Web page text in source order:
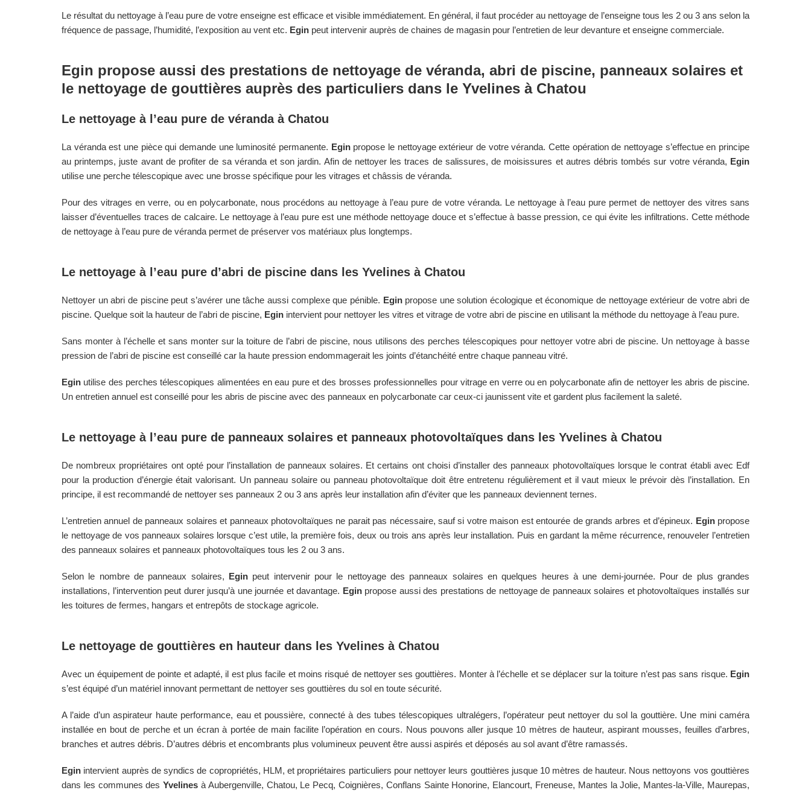
Le résultat du nettoyage à l’eau pure de votre enseigne est efficace et visible immédiatement. En général, il faut procéder au nettoyage de l’enseigne tous les 2 ou 3 ans selon la
fréquence de passage, l’humidité, l’exposition au vent etc. Egin peut intervenir auprès de chaines de magasin pour l’entretien de leur devanture et enseigne commerciale.
Egin propose aussi des prestations de nettoyage de véranda, abri de piscine, panneaux solaires et
le nettoyage de gouttières auprès des particuliers dans le Yvelines à Chatou
Le nettoyage à l’eau pure de véranda à Chatou
La véranda est une pièce qui demande une luminosité permanente. Eginpropose le nettoyage extérieur de votre véranda. Cette opération de nettoyage s’effectue en principe
au printemps, juste avant de profiter de sa véranda et son jardin. Afin de nettoyer les traces de salissures, de moisissures et autres débris tombés sur votre véranda, Egin
utilise une perche télescopique avec une brosse spécifique pour les vitrages et châssis de véranda.
Pour des vitrages en verre, ou en polycarbonate, nous procédons au nettoyage à l’eau pure de votre véranda. Le nettoyage à l’eau pure permet de nettoyer des vitres sans
laisser d’éventuelles traces de calcaire. Le nettoyage à l’eau pure est une méthode nettoyage douce et s’effectue à basse pression, ce qui évite les infiltrations. Cette méthode
de nettoyage à l’eau pure de véranda permet de préserver vos matériaux plus longtemps.
Le nettoyage à l’eau pure d’abri de piscine dans les Yvelines à Chatou
Nettoyer un abri de piscine peut s’avérer une tâche aussi complexe que pénible. Eginpropose une solution écologique et économique de nettoyage extérieur de votre abri de
piscine. Quelque soit la hauteur de l’abri de piscine, Egin intervient pour nettoyer les vitres et vitrage de votre abri de piscine en utilisant la méthode du nettoyage à l’eau pure.
Sans monter à l’échelle et sans monter sur la toiture de l’abri de piscine, nous utilisons des perches télescopiques pour nettoyer votre abri de piscine. Un nettoyage à basse
pression de l’abri de piscine est conseillé car la haute pression endommagerait les joints d’étanchéité entre chaque panneau vitré.
Egin utilise des perches télescopiques alimentées en eau pure et des brosses professionnelles pour vitrage en verre ou en polycarbonate afin de nettoyer les abris de piscine.
Un entretien annuel est conseillé pour les abris de piscine avec des panneaux en polycarbonate car ceux-ci jaunissent vite et gardent plus facilement la saleté.
Le nettoyage à l’eau pure de panneaux solaires et panneaux photovoltaïques dans les Yvelines à Chatou
De nombreux propriétaires ont opté pour l’installation de panneaux solaires. Et certains ont choisi d’installer des panneaux photovoltaïques lorsque le contrat établi avec Edf
pour la production d’énergie était valorisant. Un panneau solaire ou panneau photovoltaïque doit être entretenu régulièrement et il vaut mieux le prévoir dès l’installation. En
principe, il est recommandé de nettoyer ses panneaux 2 ou 3 ans après leur installation afin d’éviter que les panneaux deviennent ternes.
L’entretien annuel de panneaux solaires et panneaux photovoltaïques ne parait pas nécessaire, sauf si votre maison est entourée de grands arbres et d’épineux. Eginpropose
le nettoyage de vos panneaux solaires lorsque c’est utile, la première fois, deux ou trois ans après leur installation. Puis en gardant la même récurrence, renouveler l’entretien
des panneaux solaires et panneaux photovoltaïques tous les 2 ou 3 ans.
Selon le nombre de panneaux solaires, Egin peut intervenir pour le nettoyage des panneaux solaires en quelques heures à une demi-journée. Pour de plus grandes
installations, l’intervention peut durer jusqu’à une journée et davantage. Eginpropose aussi des prestations de nettoyage de panneaux solaires et photovoltaïques installés sur
les toitures de fermes, hangars et entrepôts de stockage agricole.
Le nettoyage de gouttières en hauteur dans les Yvelines à Chatou
Avec un équipement de pointe et adapté, il est plus facile et moins risqué de nettoyer ses gouttières. Monter à l’échelle et se déplacer sur la toiture n’est pas sans risque. Egin
s’est équipé d’un matériel innovant permettant de nettoyer ses gouttières du sol en toute sécurité.
A l’aide d’un aspirateur haute performance, eau et poussière, connecté à des tubes télescopiques ultralégers, l’opérateur peut nettoyer du sol la gouttière. Une mini caméra
installée en bout de perche et un écran à portée de main facilite l’opération en cours. Nous pouvons aller jusque 10 mètres de hauteur, aspirant mousses, feuilles d’arbres,
branches et autres débris. D’autres débris et encombrants plus volumineux peuvent être aussi aspirés et déposés au sol avant d’être ramassés.
Egin intervient auprès de syndics de copropriétés, HLM, et propriétaires particuliers pour nettoyer leurs gouttières jusque 10 mètres de hauteur. Nous nettoyons vos gouttières
dans les communes desYvelines à Aubergenville, Chatou, Le Pecq, Coignières, Conflans Sainte Honorine, Elancourt, Freneuse, Mantes la Jolie, Mantes-la-Ville, Maurepas,